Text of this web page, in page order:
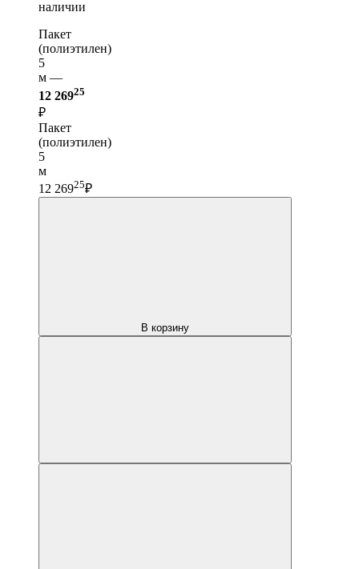
наличии
Пакет
(полиэтилен)
5
м —
12 26925
₽
Пакет
(полиэтилен)
5
м
12 26925₽
В корзину